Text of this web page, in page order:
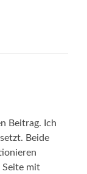
Beitrag. Ich
Beide
Seite mit